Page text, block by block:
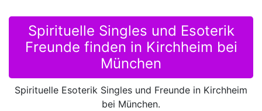
Spirituelle Singles und Esoterik
Freunde finden in Kirchheim bei
München
Spirituelle Esoterik Singles und Freunde in Kirchheim
bei München.